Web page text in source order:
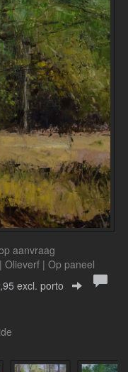
aanvraag
Olieverf | Op paneel
excl. porto